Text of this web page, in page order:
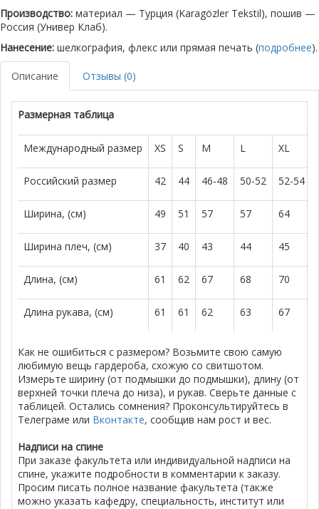
Производство: материал — Турция (Karagözler Tekstil), пошив —
Россия (Универ Клаб).
Нанесение: шелкография, флекс или прямая печать (подробнее).
Описание Отзывы (0)
Размерная таблица
Международный размер XS S M L XL
Российский размер 42 44 46-48 50-52 52-54
Ширина, (см) 49 51 57 57 64
Ширина плеч, (см) 37 40 43 44 45
Длина, (см) 61 62 67 68 70
Длина рукава, (см) 61 61 62 63 67
Как не ошибиться с размером? Возьмите свою самую
любимую вещь гардероба, схожую со свитшотом.
Измерьте ширину (от подмышки до подмышки), длину (от
верхней точки плеча до низа), и рукав. Сверьте данные с
таблицей. Остались сомнения? Проконсультируйтесь в
Телеграме или Вконтакте, сообщив нам рост и вес.
Надписи на спине
При заказе факультета или индивидуальной надписи на
спине, укажите подробности в комментарии к заказу.
Просим писать полное название факультета (также
можно указать кафедру, специальность, институт или